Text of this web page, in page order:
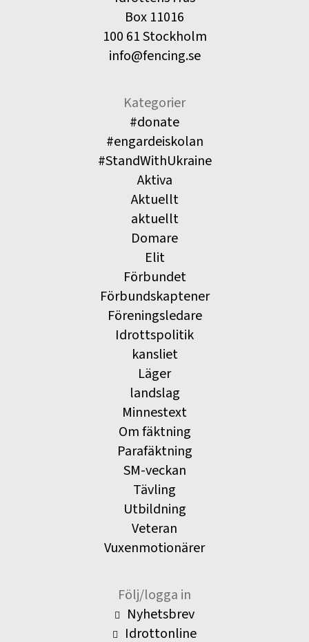
Box 11016
100 61 Stockholm
info@fencing.se
Kategorier
#donate
#engardeiskolan
#StandWithUkraine
Aktiva
Aktuellt
aktuellt
Domare
Elit
Förbundet
Förbundskaptener
Föreningsledare
Idrottspolitik
kansliet
Läger
landslag
Minnestext
Om fäktning
Parafäktning
SM-veckan
Tävling
Utbildning
Veteran
Vuxenmotionärer
Följ/logga in
Nyhetsbrev
Idrottonline